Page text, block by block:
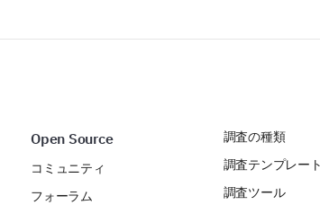
Open Source
コミュニティ
フォーラム
調査の種類
調査テンプレー
調査ツール